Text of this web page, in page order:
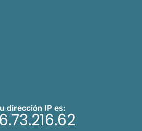
dirección IP es: